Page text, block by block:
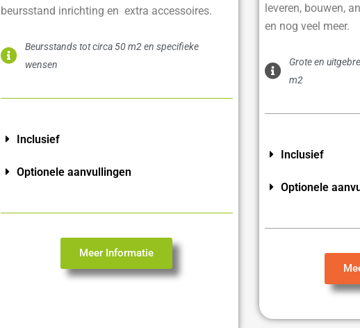
beursstand inrichting en extra accessoires.
Beursstands tot circa 50 m2 en specifieke
wensen
Inclusief
Optionele aanvullingen
Meer Informatie
leveren, bouwen,
en nog veel meer.
Grote en
m2
Inclusief
Optionele